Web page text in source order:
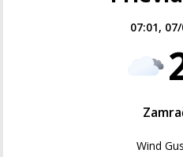
07:01,
Wind